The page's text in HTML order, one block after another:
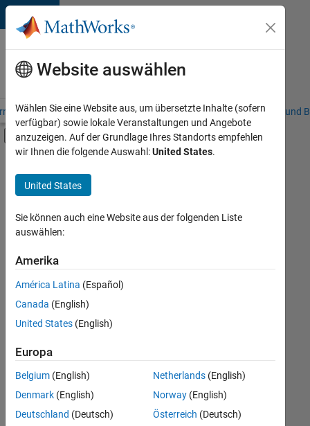
Weiter zum Inhalt
Karriere
bei
MathWorks
– Übersicht Stellensuche Niederlassungen Studierende und
Umschaltung für Off-Canvas-
Hauptinhalt
Information Technology
Education Sales
Marketing Services
Business Model Team
Finance and Operations
Human Resources
+5
Derzeit
es
keine
offenen
Stellen,
Ihren
Suchkriterien
entsprechen.
können
Website auswählen
Wählen Sie eine Website aus, um übersetzte Inhalte (sofern
verfügbar) sowie lokale Veranstaltungen und Angebote
anzuzeigen. Auf der Grundlage Ihres Standorts empfehlen
wir Ihnen die folgende Auswahl:United States.
United States
Sie können auch eine Website aus der folgenden Liste
auswählen:
Amerika
América Latina (Español)
Canada (English)
United States (English)
Europa
Belgium (English)
Denmark (English)
Deutschland (Deutsch)
Netherlands(English)
Norway(English)
Österreich (Deutsch)